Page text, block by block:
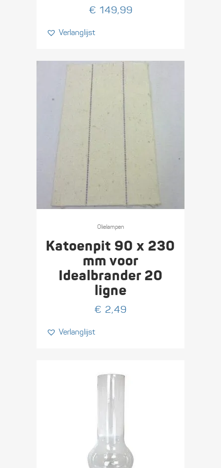
€ 149,99
Verlanglijst
Olie­lampen
Katoenpit 90 x 230
mm voor
Idealbrander 20
ligne
€ 2,49
Verlanglijst